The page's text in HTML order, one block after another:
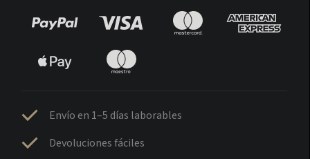
Envío en 1–5 días laborables
Devoluciones fáciles